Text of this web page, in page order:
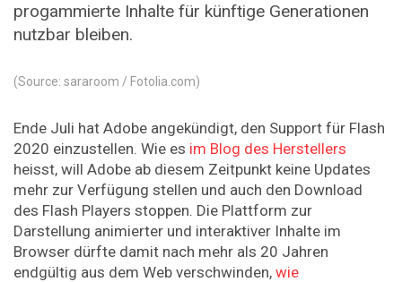
progammierte Inhalte für künftige Generationen
nutzbar bleiben.
(Source: sararoom / Fotolia.com)
Ende Juli hat Adobe angekündigt, den Support für Flash
2020 einzustellen. Wie es im Blog des Herstellers
heisst, will Adobe ab diesem Zeitpunkt keine Updates
mehr zur Verfügung stellen und auch den Download
des Flash Players stoppen. Die Plattform zur
Darstellung animierter und interaktiver Inhalte im
Browser dürfte damit nach mehr als 20 Jahren
endgültig aus dem Web verschwinden, wie